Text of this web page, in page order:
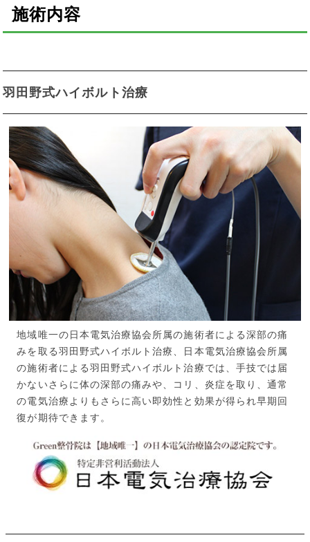
施術内容
羽田野式ハイボルト治療
地域唯一の日本電気治療協会所属の施術者による深部の痛
みを取る羽田野式ハイボルト治療、日本電気治療協会所属
の施術者による羽田野式ハイボルト治療では、手技では届
かないさらに体の深部の痛みや、コリ、炎症を取り、通常
の電気治療よりもさらに高い即効性と効果が得られ早期回
復が期待できます。